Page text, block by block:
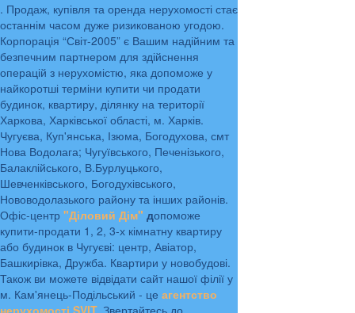
. Продаж, купівля та оренда нерухомості стає
останнім часом дуже ризикованою угодою.
Корпорація “Світ-2005” є Вашим надійним та
безпечним партнером для здійснення
операцій з нерухомістю, яка допоможе у
найкоротші терміни купити чи продати
будинок, квартиру, ділянку на території
Харкова, Харківської області, м. Харків.
Чугуєва, Куп'янська, Ізюма, Богодухова, смт
Нова Водолага; Чугуївського, Печенізького,
Балаклійського, В.Бурлуцького,
Шевченківського, Богодухівського,
Нововодолазького району та інших районів.
Офіс-центр "Діловий Дім" допоможе
купити-продати 1, 2, 3-х кімнатну квартиру
або будинок в Чугуєві: центр, Авіатор,
Башкирівка, Дружба. Квартири у новобудові.
Також ви можете відвідати сайт нашої філії у
м. Кам'янець-Подільський - це агентство
нерухомості SVIT. Звертайтесь до